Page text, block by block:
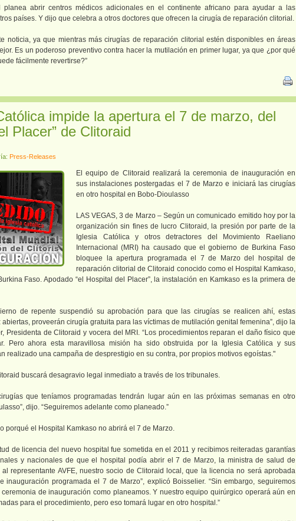
planea abrir centros médicos adicionales en el continente africano para ayudar a las
países. Y dijo que celebra a otros doctores que ofrecen la cirugía de reparación clitorial.
noticia, ya que mientras más cirugías de reparación clitorial estén disponibles en áreas
Es un poderoso preventivo contra hacer la mutilación en primer lugar, ya que ¿por qué
fácilmente revertirse?”
impide la apertura el 7 de marzo, del
Placer” de Clitoraid
Press-Releases
El equipo de Clitoraid realizará la ceremonia de inauguración en
sus instalaciones postergadas el 7 de Marzo e iniciará las cirugías
en otro hospital en Bobo-Dioulasso
LAS VEGAS, 3 de Marzo – Según un comunicado emitido hoy por la
organización sin fines de lucro Clitoraid, la presión por parte de la
Iglesia Católica y otros detractores del Movimiento Raeliano
Internacional (MRI) ha causado que el gobierno de Burkina Faso
bloquee la apertura programada el 7 de Marzo del hospital de
reparación clitorial de Clitoraid conocido como el Hospital Kamkaso,
Faso. Apodado “el Hospital del Placer”, la instalación en Kamkaso es la primera de
de repente suspendió su aprobación para que las cirugías se realicen ahí, estas
proveerán cirugía gratuita para las víctimas de mutilación genital femenina”, dijo la
Presidenta de Clitoraid y vocera del MRI. “Los procedimientos reparan el daño físico que
Pero ahora esta maravillosa misión ha sido obstruida por la Iglesia Católica y sus
realizado una campaña de desprestigio en su contra, por propios motivos egoístas."
buscará desagravio legal inmediato a través de los tribunales.
que teníamos programadas tendrán lugar aún en las próximas semanas en otro
dijo. “Seguiremos adelante como planeado.”
porqué el Hospital Kamkaso no abrirá el 7 de Marzo.
de licencia del nuevo hospital fue sometida en el 2011 y recibimos reiteradas garantías
y nacionales de que el hospital podía abrir el 7 de Marzo, la ministra de salud de
al representante AVFE, nuestro socio de Clitoraid local, que la licencia no será aprobada
inauguración programada el 7 de Marzo”, explicó Boisselier. “Sin embargo, seguiremos
de inauguración como planeamos. Y nuestro equipo quirúrgico operará aún en
para el procedimiento, pero eso tomará lugar en otro hospital.”